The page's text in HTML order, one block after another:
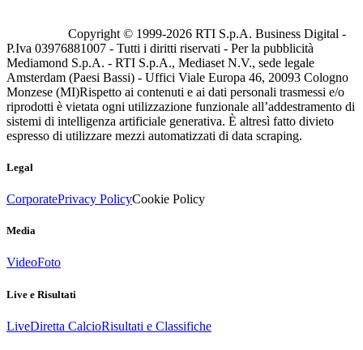
Copyright © 1999-2026 RTI S.p.A. Business Digital -
P.Iva 03976881007 - Tutti i diritti riservati - Per la pubblicità
Mediamond S.p.A. - RTI S.p.A., Mediaset N.V., sede legale
Amsterdam (Paesi Bassi) - Uffici Viale Europa 46, 20093 Cologno
Monzese (MI)Rispetto ai contenuti e ai dati personali trasmessi e/o
riprodotti è vietata ogni utilizzazione funzionale all’addestramento di
sistemi di intelligenza artificiale generativa. È altresì fatto divieto
espresso di utilizzare mezzi automatizzati di data scraping.
Legal
CorporatePrivacy PolicyCookie Policy
Media
VideoFoto
Live e Risultati
LiveDiretta CalcioRisultati e Classifiche